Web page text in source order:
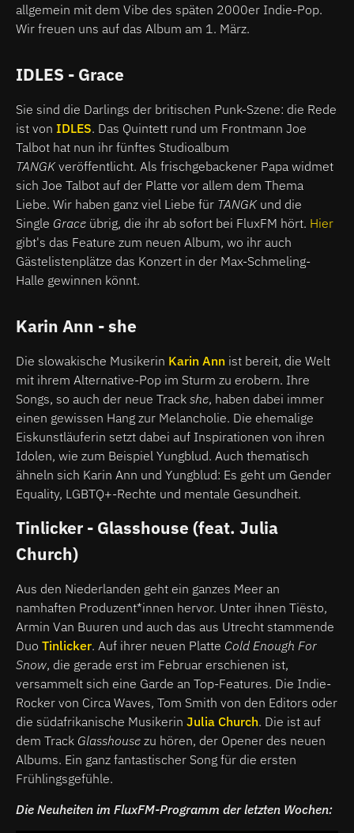
allgemein mit dem Vibe des späten 2000er Indie-Pop.
Wir freuen uns auf das Album am 1. März.
IDLES - Grace
Sie sind die Darlings der britischen Punk-Szene: die Rede
ist von IDLES. Das Quintett rund um Frontmann Joe
Talbot hat nun ihr fünftes Studioalbum
TANGK veröffentlicht. Als frischgebackener Papa widmet
sich Joe Talbot auf der Platte vor allem dem Thema
Liebe. Wir haben ganz viel Liebe für TANGK und die
Single Grace übrig, die ihr ab sofort bei FluxFM hört. Hier
gibt's das Feature zum neuen Album, wo ihr auch
Gästelistenplätze das Konzert in der Max-Schmeling-
Halle gewinnen könnt.
Karin Ann - she
Die slowakische Musikerin Karin Ann ist bereit, die Welt
mit ihrem Alternative-Pop im Sturm zu erobern. Ihre
Songs, so auch der neue Track she, haben dabei immer
einen gewissen Hang zur Melancholie. Die ehemalige
Eiskunstläuferin setzt dabei auf Inspirationen von ihren
Idolen, wie zum Beispiel Yungblud. Auch thematisch
ähneln sich Karin Ann und Yungblud: Es geht um Gender
Equality, LGBTQ+-Rechte und mentale Gesundheit.
Tinlicker - Glasshouse (feat. Julia
Church)
Aus den Niederlanden geht ein ganzes Meer an
namhaften Produzent*innen hervor. Unter ihnen Tiësto,
Armin Van Buuren und auch das aus Utrecht stammende
Duo Tinlicker. Auf ihrer neuen Platte Cold Enough For
Snow, die gerade erst im Februar erschienen ist,
versammelt sich eine Garde an Top-Features. Die Indie-
Rocker von Circa Waves, Tom Smith von den Editors oder
die südafrikanische Musikerin Julia Church. Die ist auf
dem Track Glasshouse zu hören, der Opener des neuen
Albums. Ein ganz fantastischer Song für die ersten
Frühlingsgefühle.
Die Neuheiten im FluxFM-Programm der letzten Wochen: